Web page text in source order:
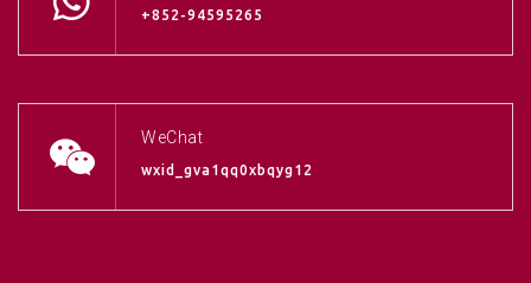
+852-94595265
WeChat
wxid_gva1qq0xbqyg12